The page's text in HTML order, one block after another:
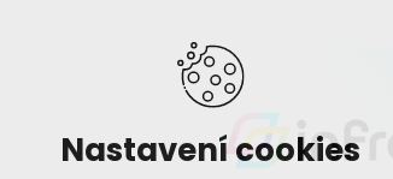
Nastavení cookies